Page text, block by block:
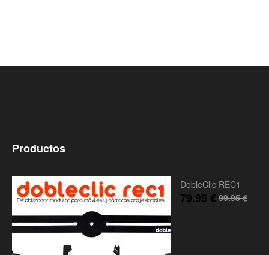
Productos
DobleClic REC1
99.95€
79.95 €